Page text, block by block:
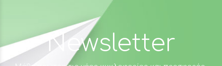
Newsletter